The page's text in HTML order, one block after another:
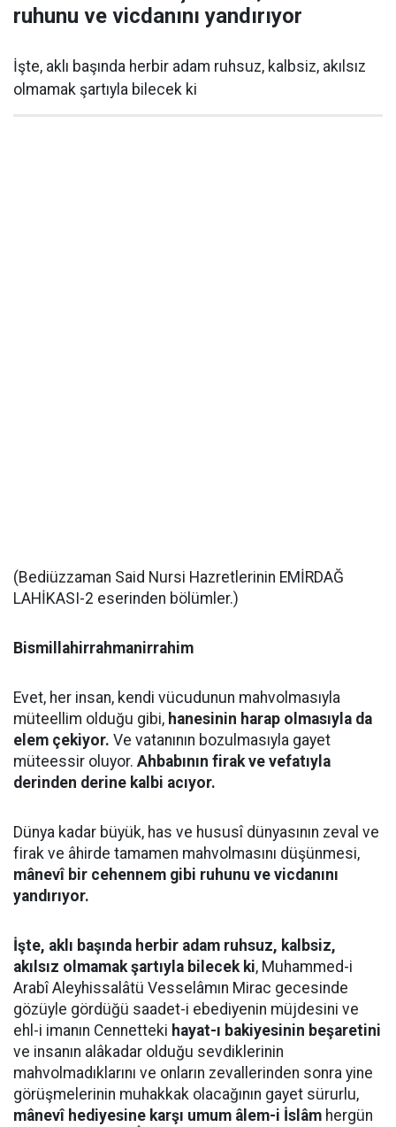
ruhunu ve vicdanını yandırıyor
İşte, aklı başında herbir adam ruhsuz, kalbsiz, akılsız
olmamak şartıyla bilecek ki
(Bediüzzaman Said Nursi Hazretlerinin EMİRDAĞ
LAHİKASI-2 eserinden bölümler.)
Bismillahirrahmanirrahim
Evet, her insan, kendi vücudunun mahvolmasıyla
müteellim olduğu gibi, hanesinin harap olmasıyla da
elem çekiyor. Ve vatanının bozulmasıyla gayet
müteessir oluyor. Ahbabının firak ve vefatıyla
derinden derine kalbi acıyor.
Dünya kadar büyük, has ve hususî dünyasının zeval ve
firak ve âhirde tamamen mahvolmasını düşünmesi,
mânevî bir cehennem gibi ruhunu ve vicdanını
yandırıyor.
İşte, aklı başında herbir adam ruhsuz, kalbsiz,
akılsız olmamak şartıyla bilecek ki, Muhammed-i
Arabî Aleyhissalâtü Vesselâmın Mirac gecesinde
gözüyle gördüğü saadet-i ebediyenin müjdesini ve
ehl-i imanın Cennetteki hayat-ı bakiyesinin beşaretini
ve insanın alâkadar olduğu sevdiklerinin
mahvolmadıklarını ve onların zevallerinden sonra yine
görüşmelerinin muhakkak olacağının gayet sürurlu,
mânevî hediyesine karşı umum âlem-i İslâm hergün